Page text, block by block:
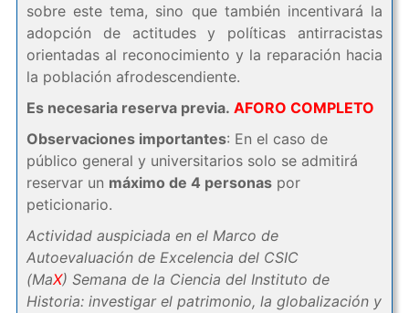
sobre este tema, sino que también incentivará la
adopción de actitudes y políticas antirracistas
orientadas al reconocimiento y la reparación hacia
la población afrodescendiente.
Es necesaria reserva previa. AFORO COMPLETO
Observaciones importantes: En el caso de
público general y universitarios solo se admitirá
reservar un máximo de 4 personaspor
peticionario.
Actividad auspiciada en el Marco de
Autoevaluación de Excelencia del CSIC
(MaX) Semana de la Ciencia del Instituto de
Historia: investigar el patrimonio, la globalización y